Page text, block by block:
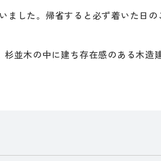
した。帰省すると必ず着いた日
並木の中に建ち存在感のある木